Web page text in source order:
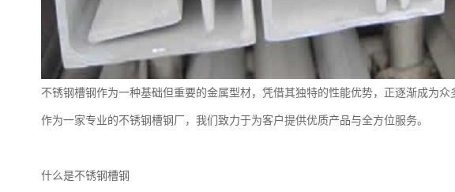
不锈钢槽钢作为一种基础但重要的金属型材，凭借其独特的性能优势，正逐渐成为
作为一家专业的不锈钢槽钢厂，我们致力于为客户提供优质产品与全方位服务。
什么是不锈钢槽钢